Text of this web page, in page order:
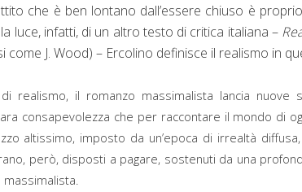
che è ben lontano dall’essere chiuso è
luce, infatti, di un altro testo di critica italiana –
J. Wood) – Ercolino definisce il realismo in
realismo, il romanzo massimalista lancia nuove
consapevolezza che per raccontare il mondo di
altissimo, imposto da un’epoca di irrealtà
però, disposti a pagare, sostenuti da una